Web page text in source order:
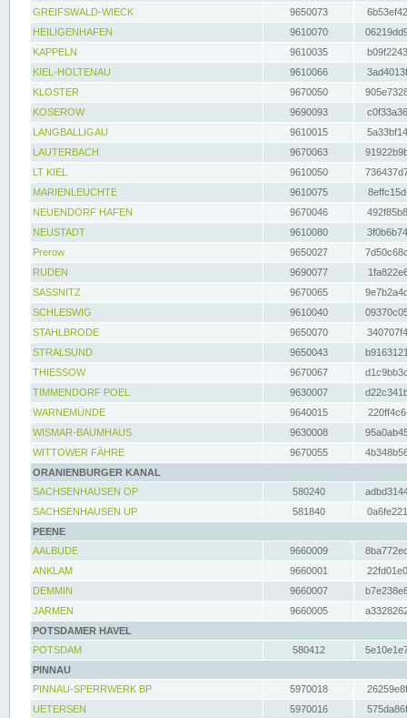
GREIFSWALD-WIECK
9650073
HEILIGENHAFEN
9610070
KAPPELN
9610035
KIEL-HOLTENAU
9610066
KLOSTER
9670050
KOSEROW
9690093
LANGBALLIGAU
9610015
LAUTERBACH
9670063
LT KIEL
9610050
MARIENLEUCHTE
9610075
NEUENDORF HAFEN
9670046
NEUSTADT
9610080
Prerow
9650027
RUDEN
9690077
SASSNITZ
9670065
SCHLESWIG
9610040
STAHLBRODE
9650070
STRALSUND
9650043
THIESSOW
9670067
TIMMENDORF POEL
9630007
WARNEMÜNDE
9640015
WISMAR-BAUMHAUS
9630008
WITTOWER FÄHRE
9670055
ORANIENBURGER KANAL
SACHSENHAUSEN OP
580240
SACHSENHAUSEN UP
581840
PEENE
AALBUDE
9660009
ANKLAM
9660001
DEMMIN
9660007
JARMEN
9660005
POTSDAMER HAVEL
POTSDAM
580412
PINNAU
PINNAU-SPERRWERK BP
5970018
UETERSEN
5970016